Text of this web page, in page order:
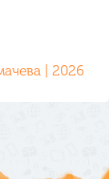
| 2026